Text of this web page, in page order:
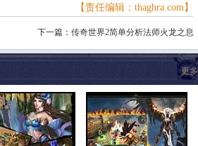
【责任编辑：thaghra.com】
下一篇： 传奇世界2简单分析法师火龙之息
更多